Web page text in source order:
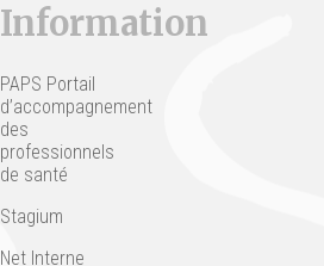
Information
PAPS Portail
d’accompagnement
des
professionnels
de santé
Stagium
Net Interne